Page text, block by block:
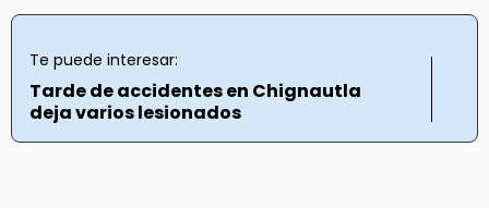
Te puede interesar:
Tarde de accidentes en Chignautla
deja varios lesionados